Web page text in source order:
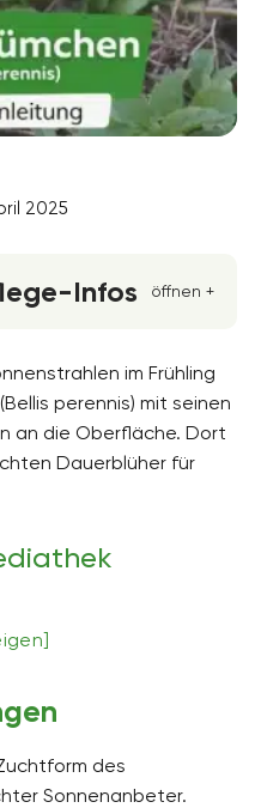
2025
Infos öffnen +
im Frühling
perennis) mit seinen
an die Oberfläche. Dort
Dauerblüher für
des
Sonnenanbeter.